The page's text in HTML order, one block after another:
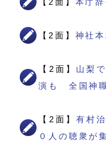
【2面】 神社
【2面】 山梨
演も 全国神
【2面】有村
０人の聴衆が